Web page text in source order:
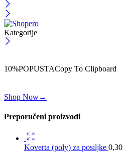
Kategorije
10%POPUSTACopy To Clipboard
Shop Now→
Preporučeni proizvodi
Koverta (poly) za posiljke 0,30